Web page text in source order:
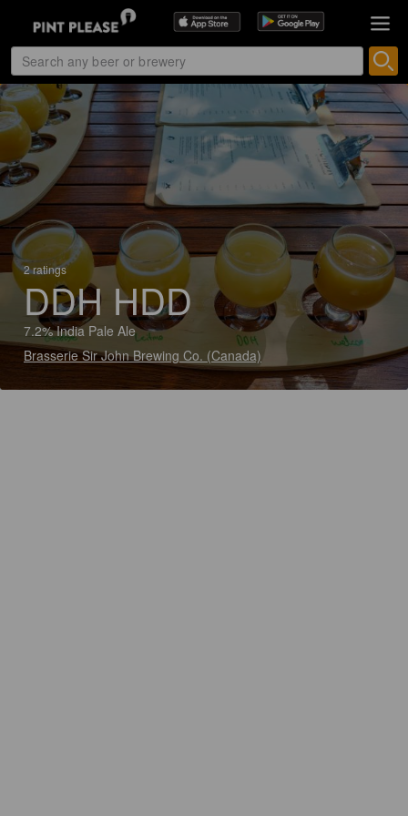
2 ratings
DDH HDD
7.2% India Pale Ale
Brasserie Sir John Brewing Co. (Canada)